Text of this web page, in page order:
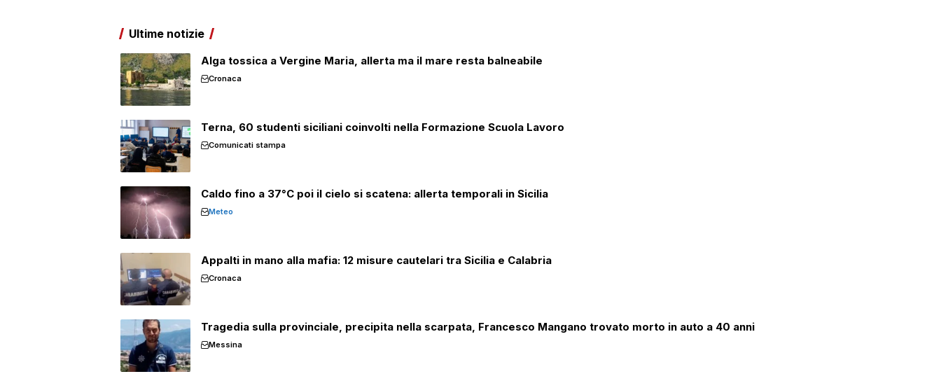
Ultime notizie
Alga tossica a Vergine Maria, allerta ma il mare resta balneabile
Cronaca
Terna, 60 studenti siciliani coinvolti nella Formazione Scuola Lavoro
Comunicati stampa
Caldo fino a 37°C poi il cielo si scatena: allerta temporali in Sicilia
Meteo
Appalti in mano alla mafia: 12 misure cautelari tra Sicilia e Calabria
Cronaca
Tragedia sulla provinciale, precipita nella scarpata, Francesco Mangano trovato morto in auto a 40 anni
Messina